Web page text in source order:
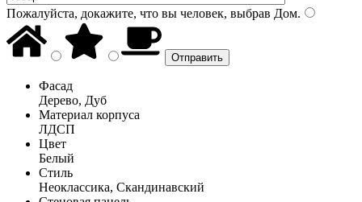
Пожалуйста, докажите, что вы человек, выбрав Дом.
Фасад
Дерево, Дуб
Материал корпуса
ЛДСП
Цвет
Белый
Стиль
Неоклассика, Скандинавский